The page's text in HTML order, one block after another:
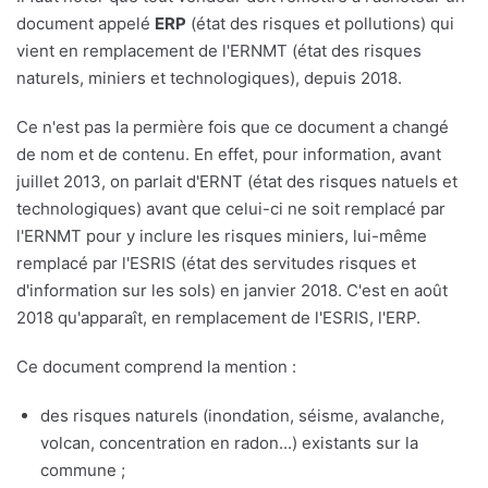
document appelé ERP (état des risques et pollutions) qui
vient en remplacement de l'ERNMT (état des risques
naturels, miniers et technologiques), depuis 2018.
Ce n'est pas la permière fois que ce document a changé
de nom et de contenu. En effet, pour information, avant
juillet 2013, on parlait d'ERNT (état des risques natuels et
technologiques) avant que celui-ci ne soit remplacé par
l'ERNMT pour y inclure les risques miniers, lui-même
remplacé par l'ESRIS (état des servitudes risques et
d'information sur les sols) en janvier 2018. C'est en août
2018 qu'apparaît, en remplacement de l'ESRIS, l'ERP.
Ce document comprend la mention :
des risques naturels (inondation, séisme, avalanche,
volcan, concentration en radon...) existants sur la
commune ;